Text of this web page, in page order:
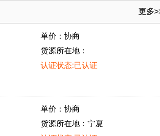
更多
单价：协商
货源所在地：
认证状态:已认证
单价：协商
货源所在地：宁夏